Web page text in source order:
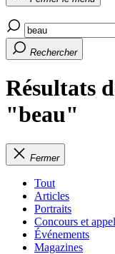
Rechercher
Résultats
"beau"
Fermer
Tout
Articles
Portraits
Concours et
Événements
Magazines